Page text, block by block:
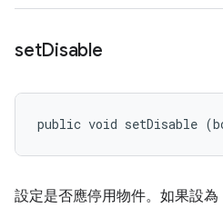
setDisable
public void setDisable
設定是否應停用物件。如果設